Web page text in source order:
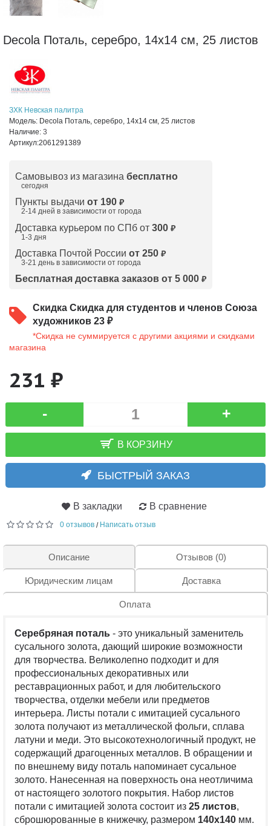
Decola Поталь, серебро, 14х14 см, 25 листов
ЗХК Невская палитра
Модель: Decola Поталь, серебро, 14х14 см, 25 листов
Наличие: 3
Артикул:2061291389
Самовывоз из магазина бесплатно
сегодня
Пункты выдачи от 190 ₽
2-14 дней в зависимости от города
Доставка курьером по СПб от 300 ₽
1-3 дня
Доставка Почтой России от 250 ₽
3-21 день в зависимости от города
Бесплатная доставка заказов от 5 000 ₽
Скидка Скидка для студентов и членов Союза
художников 23 ₽
*Скидка не суммируется с другими акциями и скидками
магазина
231 ₽
- +
В КОРЗИНУ
БЫСТРЫЙ ЗАКАЗ
В закладки В сравнение
0 отзывов / Написать отзыв
Описание Отзывов (0)
Юридическим лицам Доставка
Оплата
Серебряная поталь - это уникальный заменитель
сусального золота, дающий широкие возможности
для творчества. Великолепно подходит и для
профессиональных декоративных или
реставрационных работ, и для любительского
творчества, отделки мебели или предметов
интерьера. Листы потали с имитацией сусального
золота получают из металлической фольги, сплава
латуни и меди. Это высокотехнологичный продукт, не
содержащий драгоценных металлов. В обращении и
по внешнему виду поталь напоминает сусальное
золото. Нанесенная на поверхность она неотличима
от настоящего золотого покрытия. Набор листов
потали с имитацией золота состоит из 25 листов,
сброшюрованные в книжечку, размером 140х140 мм.